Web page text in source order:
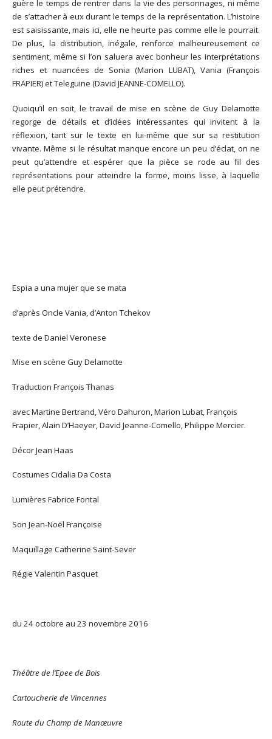
guère le temps de rentrer dans la vie des personnages, ni même
de s’attacher à eux durant le temps de la représentation. L’histoire
est saisissante, mais ici, elle ne heurte pas comme elle le pourrait.
De plus, la distribution, inégale, renforce malheureusement ce
sentiment, même si l’on saluera avec bonheur les interprétations
riches et nuancées de Sonia (Marion LUBAT), Vania (François
FRAPIER) et Teleguine (David JEANNE-COMELLO).
Quoiqu’il en soit, le travail de mise en scène de Guy Delamotte
regorge de détails et d’idées intéressantes qui invitent à la
réflexion, tant sur le texte en lui-même que sur sa restitution
vivante. Même si le résultat manque encore un peu d’éclat, on ne
peut qu’attendre et espérer que la pièce se rode au fil des
représentations pour atteindre la forme, moins lisse, à laquelle
elle peut prétendre.
Espia a una mujer que se mata
d’après Oncle Vania, d’Anton Tchekov
texte de Daniel Veronese
Mise en scène Guy Delamotte
Traduction François Thanas
avec Martine Bertrand, Véro Dahuron, Marion Lubat, François
Frapier, Alain D’Haeyer, David Jeanne-Comello, Philippe Mercier.
Décor Jean Haas
Costumes Cidalia Da Costa
Lumières Fabrice Fontal
Son Jean-Noël Françoise
Maquillage Catherine Saint-Sever
Régie Valentin Pasquet
du 24 octobre au 23 novembre 2016
Théâtre de l’Epee de Bois
Cartoucherie de Vincennes
Route du Champ de Manœuvre